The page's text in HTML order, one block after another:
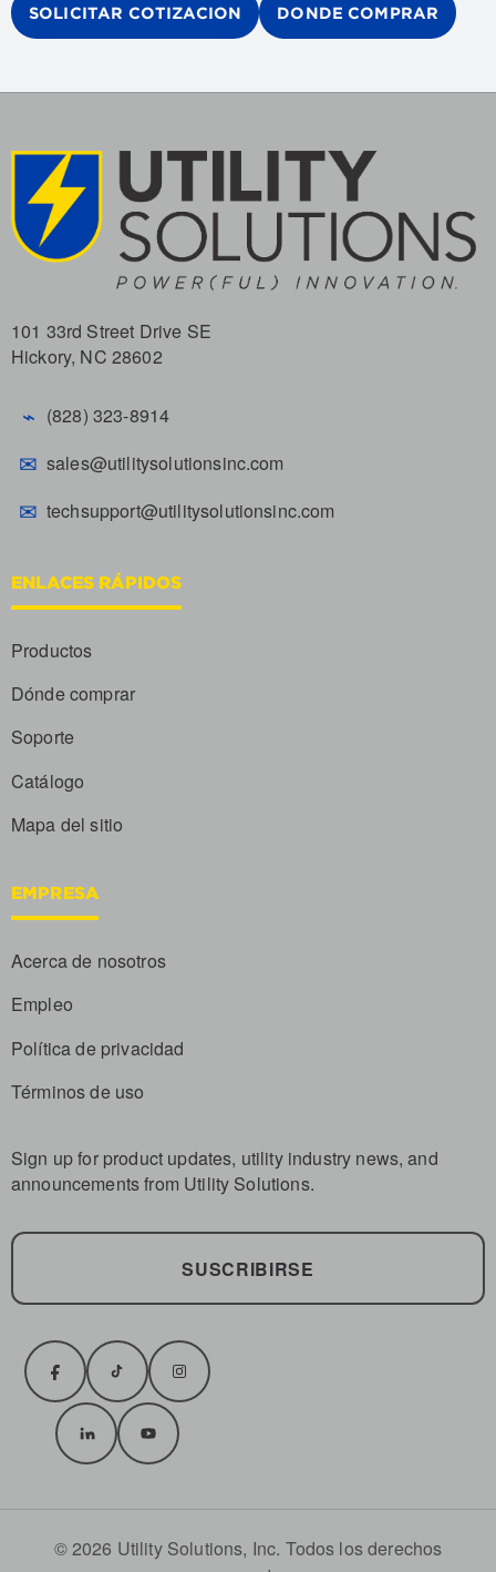
SOLICITAR COTIZACION DONDE COMPRAR
101 33rd Street Drive SE
Hickory, NC 28602
⌁ (828) 323-8914
✉ sales@utilitysolutionsinc.com
✉ techsupport@utilitysolutionsinc.com
ENLACES RÁPIDOS
Productos
Dónde comprar
Soporte
Catálogo
Mapa del sitio
EMPRESA
Acerca de nosotros
Empleo
Política de privacidad
Términos de uso
Sign up for product updates, utility industry news, and
announcements from Utility Solutions.
SUSCRIBIRSE
© 2026 Utility Solutions, Inc. Todos los derechos